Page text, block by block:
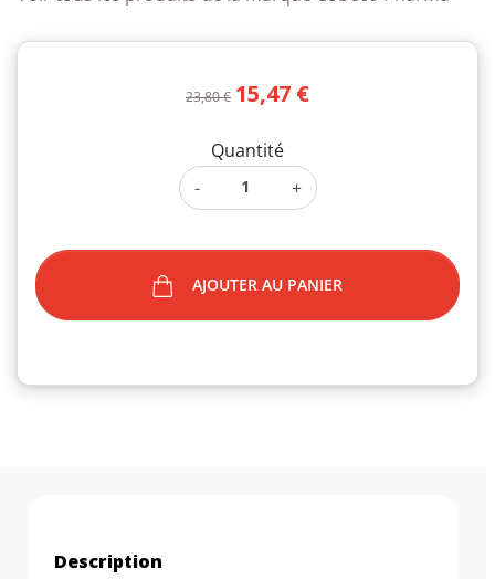
23,80 € 15,47 €
Quantité
-
+
AJOUTER AU PANIER
Description